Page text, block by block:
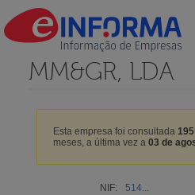
MM&GR, LDA
Esta empresa foi consultada 195
meses, a última vez a 03 de
NIF:
514...